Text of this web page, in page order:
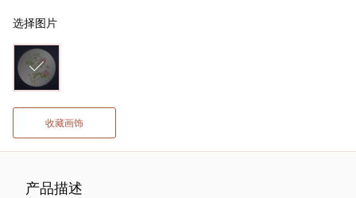
网
络
感
启
选择图片
收藏画饰
产品描述